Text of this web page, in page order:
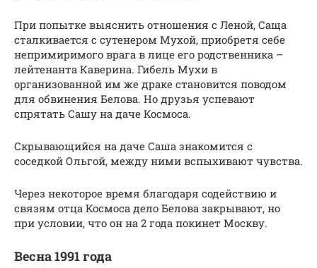
При попытке выяснить отношения с Леной, Саща
сталкивается с сутенером Мухой, приобретя себе
непримиримого врага в лице его родственника –
лейтенанта Каверина. Гибель Мухи в
организованной им же драке становится поводом
для обвинения Белова. Но друзья успевают
спрятать Сашу на даче Космоса.
Скрывающийся на даче Саша знакомится с
соседкой Ольгой, между ними вспыхивают чувства.
Через некоторое время благодаря содействию и
связям отца Космоса дело Белова закрывают, но
при условии, что он на 2 года покинет Москву.
Весна 1991 года